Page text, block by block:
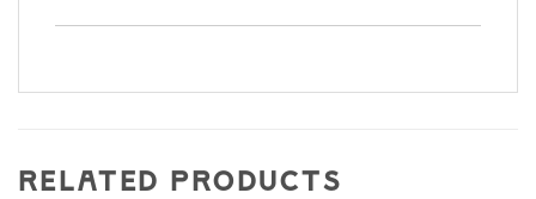
RELATED PRODUCTS